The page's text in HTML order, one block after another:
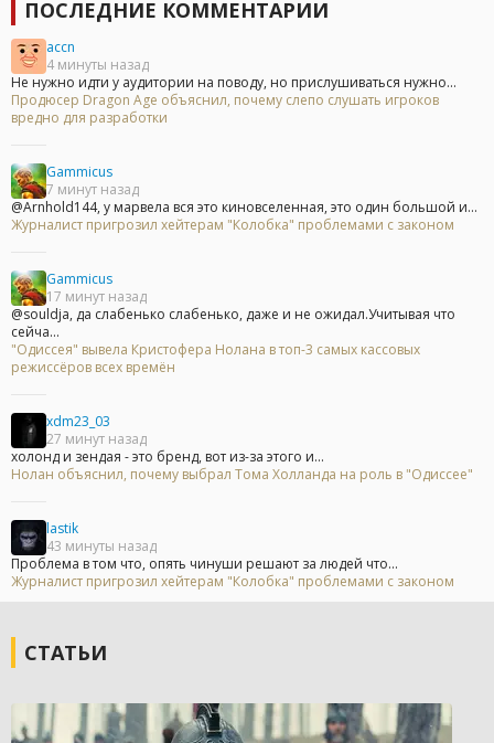
ПОСЛЕДНИЕ КОММЕНТАРИИ
accn
4 минуты назад
Не нужно идти у аудитории на поводу, но прислушиваться нужно...
Продюсер Dragon Age объяснил, почему слепо слушать игроков
вредно для разработки
Gammicus
7 минут назад
@Arnhold144, у марвела вся это киновселенная, это один большой и...
Журналист пригрозил хейтерам "Колобка" проблемами с законом
Gammicus
17 минут назад
@souldja, да слабенько слабенько, даже и не ожидал.Учитывая что
сейча...
"Одиссея" вывела Кристофера Нолана в топ-3 самых кассовых
режиссёров всех времён
xdm23_03
27 минут назад
холонд и зендая - это бренд, вот из-за этого и...
Нолан объяснил, почему выбрал Тома Холланда на роль в "Одиссее"
lastik
43 минуты назад
Проблема в том что, опять чинуши решают за людей что...
Журналист пригрозил хейтерам "Колобка" проблемами с законом
СТАТЬИ